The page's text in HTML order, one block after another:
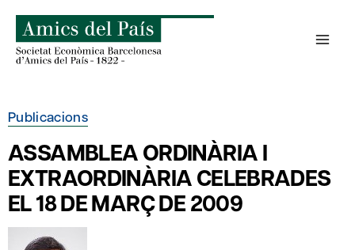
content
Publicacions
ASSAMBLEA ORDINÀRIA I
EXTRAORDINÀRIA CELEBRADES
EL 18 DE MARÇ DE 2009